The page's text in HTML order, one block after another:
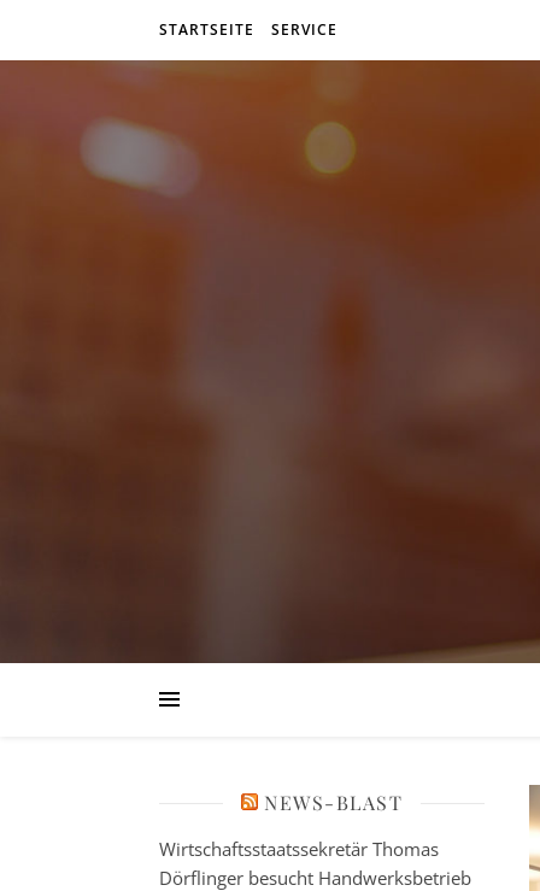
STARTSEITE SERVICE
NEWS-BLAST
Wirtschaftsstaatssekretär Thomas
Dörflinger besucht Handwerksbetrieb